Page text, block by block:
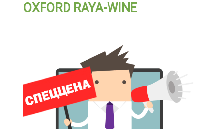
OXFORD RAYA-WINE